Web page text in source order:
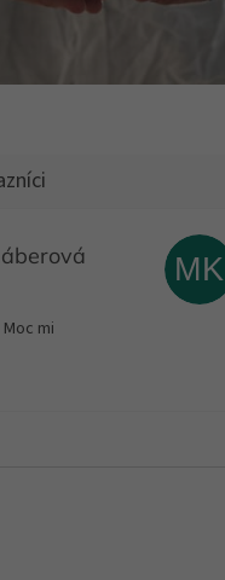
je 5 z 5 hvězdiček.
mi
MK